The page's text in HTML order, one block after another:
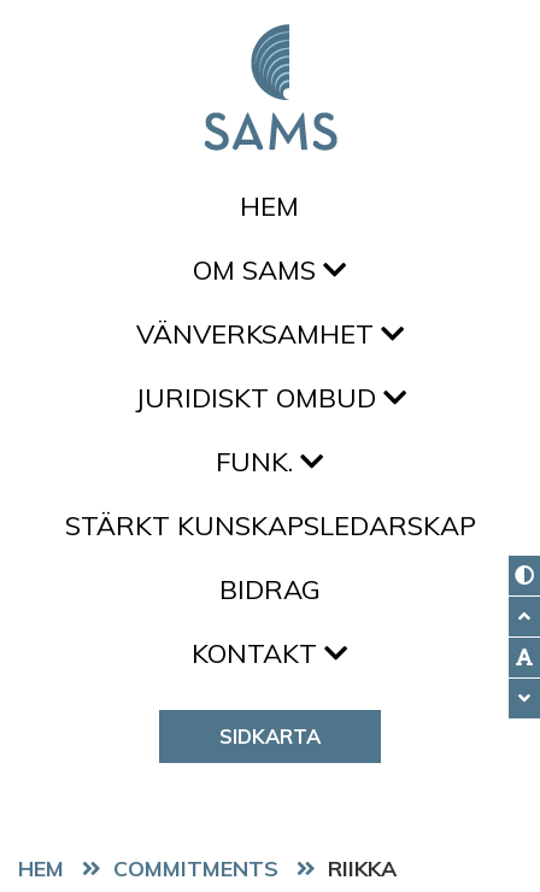
HEM
OM SAMS
VÄNVERKSAMHET
JURIDISKT OMBUD
FUNK.
STÄRKT KUNSKAPSLEDARSKAP
BIDRAG
KONTAKT
SIDKARTA
HEM COMMITMENTS
RIIKKA